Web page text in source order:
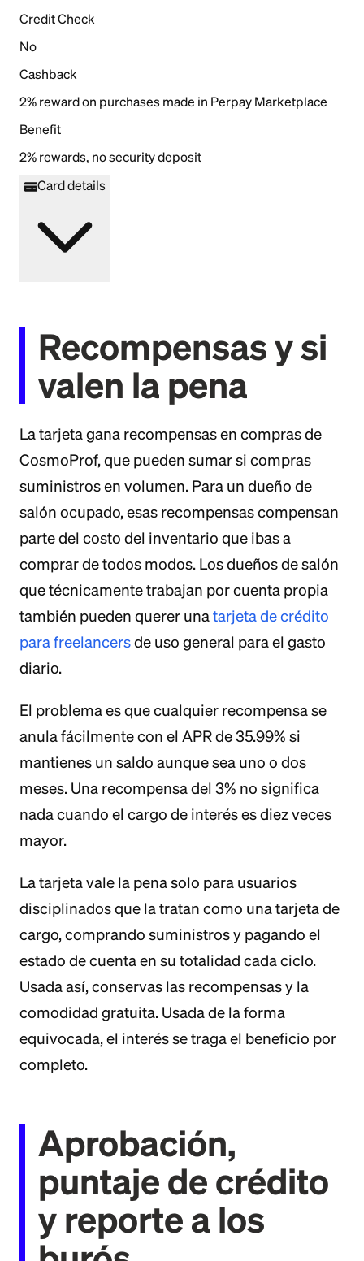
Credit Check
No
Cashback
2% reward on purchases made in Perpay Marketplace
Benefit
2% rewards, no security deposit
Card details
Recompensas y si
valen la pena
La tarjeta gana recompensas en compras de
CosmoProf, que pueden sumar si compras
suministros en volumen. Para un dueño de
salón ocupado, esas recompensas compensan
parte del costo del inventario que ibas a
comprar de todos modos. Los dueños de salón
que técnicamente trabajan por cuenta propia
también pueden querer unatarjeta de crédito
para freelancersde uso general para el gasto
diario.
El problema es que cualquier recompensa se
anula fácilmente con el APR de 35.99% si
mantienes un saldo aunque sea uno o dos
meses. Una recompensa del 3% no significa
nada cuando el cargo de interés es diez veces
mayor.
La tarjeta vale la pena solo para usuarios
disciplinados que la tratan como una tarjeta de
cargo, comprando suministros y pagando el
estado de cuenta en su totalidad cada ciclo.
Usada así, conservas las recompensas y la
comodidad gratuita. Usada de la forma
equivocada, el interés se traga el beneficio por
completo.
Aprobación,
puntaje de crédito
y reporte a los